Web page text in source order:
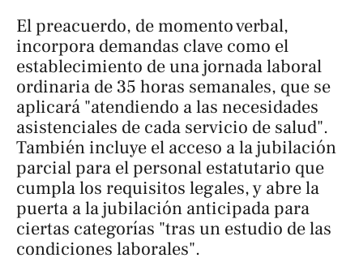
El preacuerdo, de momento verbal,
incorpora demandas clave como el
establecimiento de una jornada laboral
ordinaria de 35 horas semanales, que se
aplicará "atendiendo a las necesidades
asistenciales de cada servicio de salud".
También incluye el acceso a la jubilación
parcial para el personal estatutario que
cumpla los requisitos legales, y abre la
puerta a la jubilación anticipada para
ciertas categorías "tras un estudio de las
condiciones laborales".